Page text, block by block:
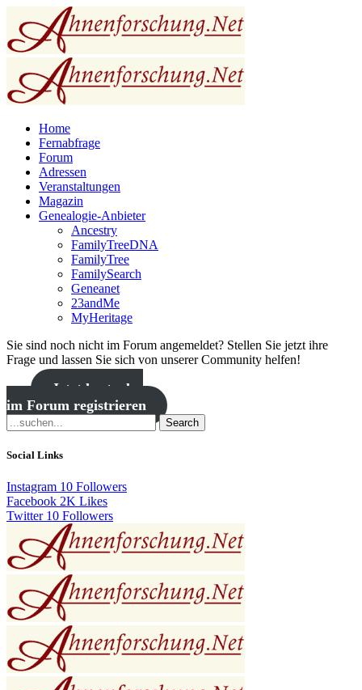
Home
Fernabfrage
Forum
Adressen
Veranstaltungen
Magazin
Genealogie-Anbieter
Ancestry
FamilyTreeDNA
FamilyTree
FamilySearch
Geneanet
23andMe
MyHeritage
Sie sind noch nicht im Forum angemeldet? Stellen Sie jetzt ihre
Frage und lassen Sie sich von unserer Community helfen!
Jetzt kostenlos
im Forum registrieren
Search
Social Links
Instagram 10 Followers
Facebook 2K Likes
Twitter 10 Followers